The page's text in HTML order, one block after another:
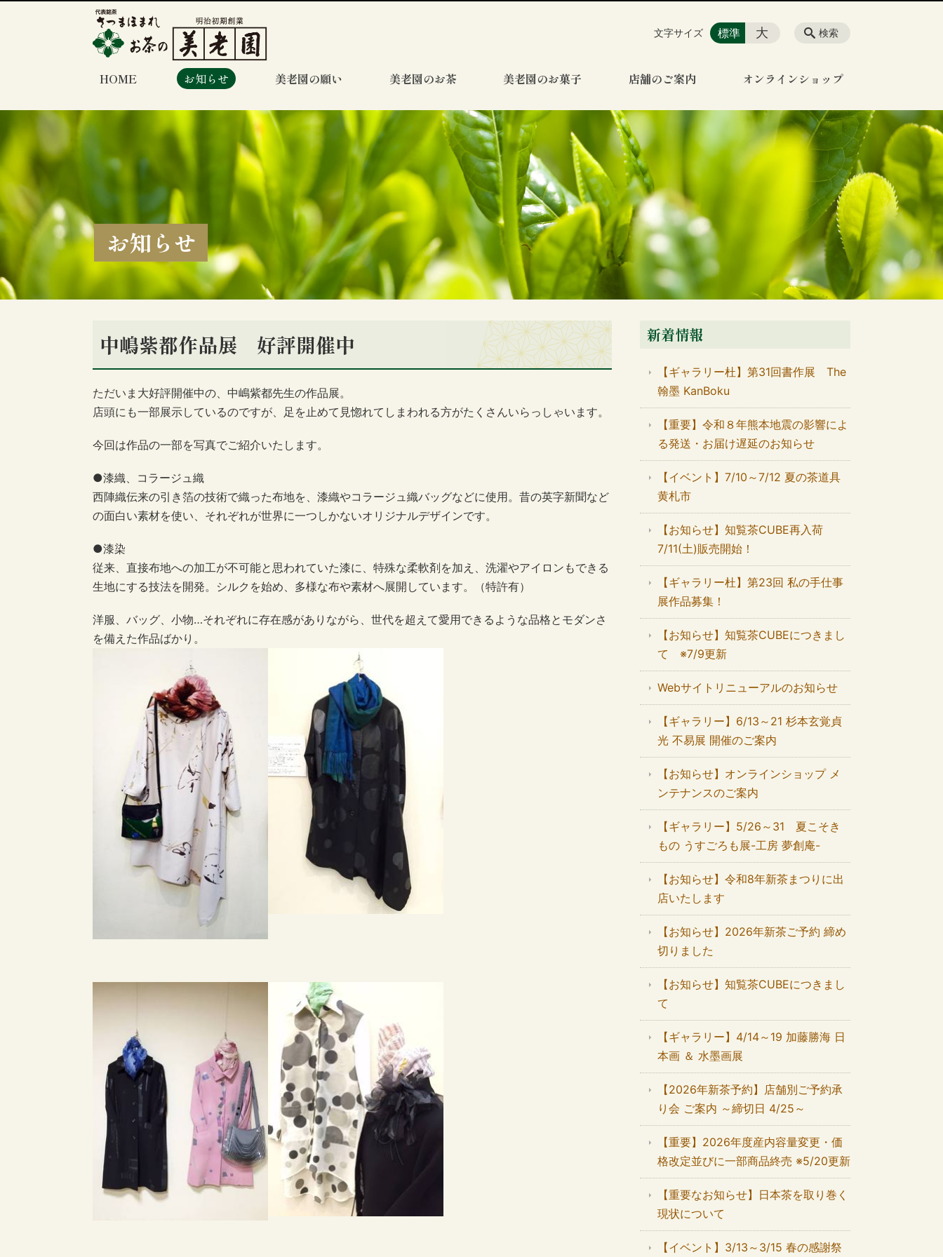
HOME お知らせ 美老園の願い 美老園のお茶 美老園のお菓子 店舗のご案内 オンラインショップ
検索
文字サイズ 標準 大
お知らせ
中嶋紫都作品展 好評開催中
ただいま大好評開催中の、中嶋紫都先生の作品展。
店頭にも一部展示しているのですが、足を止めて見惚れてしまわれる方がたくさんいらっしゃいます。
今回は作品の一部を写真でご紹介いたします。
●漆織、コラージュ織
西陣織伝来の引き箔の技術で織った布地を、漆織やコラージュ織バッグなどに使用。昔の英字新聞など
の面白い素材を使い、それぞれが世界に一つしかないオリジナルデザインです。
●漆染
従来、直接布地への加工が不可能と思われていた漆に、特殊な柔軟剤を加え、洗濯やアイロンもできる
生地にする技法を開発。シルクを始め、多様な布や素材へ展開しています。（特許有）
洋服、バッグ、小物…それぞれに存在感がありながら、世代を超えて愛用できるような品格とモダンさ
を備えた作品ばかり。
新着情報
【ギャラリー杜】第31回書作展 The
翰墨 KanBoku
【重要】令和８年熊本地震の影響によ
る発送・お届け遅延のお知らせ
【イベント】7/10～7/12 夏の茶道具
黄札市
【お知らせ】知覧茶CUBE再入荷
7/11(土)販売開始！
【ギャラリー杜】第23回 私の手仕事
展作品募集！
【お知らせ】知覧茶CUBEにつきまし
て ※7/9更新
Webサイトリニューアルのお知らせ
【ギャラリー】6/13～21 杉本玄覚貞
光 不易展 開催のご案内
【お知らせ】オンラインショップ メ
ンテナンスのご案内
【ギャラリー】5/26～31 夏こそき
もの うすごろも展-工房 夢創庵-
【お知らせ】令和8年新茶まつりに出
店いたします
【お知らせ】2026年新茶ご予約 締め
切りました
【お知らせ】知覧茶CUBEにつきまし
て
【ギャラリー】4/14～19 加藤勝海 日
本画 ＆ 水墨画展
【2026年新茶予約】店舗別ご予約承
り会 ご案内 ～締切日 4/25～
【重要】2026年度産内容量変更・価
格改定並びに一部商品終売 ※5/20更新
【重要なお知らせ】日本茶を取り巻く
現状について
【イベント】3/13～3/15 春の感謝祭